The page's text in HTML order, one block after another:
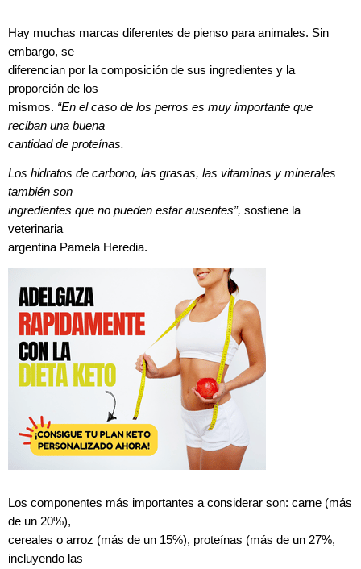
Hay muchas marcas diferentes de pienso para animales. Sin
embargo, se
diferencian por la composición de sus ingredientes y la
proporción de los
mismos. “En el caso de los perros es muy importante que
reciban una buena
cantidad de proteínas.
Los hidratos de carbono, las grasas, las vitaminas y minerales
también son
ingredientes que no pueden estar ausentes”, sostiene la
veterinaria
argentina Pamela Heredia.
Los componentes más importantes a considerar son: carne (más
de un 20%),
cereales o arroz (más de un 15%), proteínas (más de un 27%,
incluyendo las